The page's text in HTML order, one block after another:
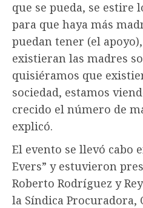
que se pueda, se estire
para que haya más
puedan tener (el
existieran las madres
quisiéramos que
sociedad, estamos
crecido el número de
explicó.
El evento se llevó cabo
Evers” y estuvieron
Roberto Rodríguez y
la Síndica Procuradora,